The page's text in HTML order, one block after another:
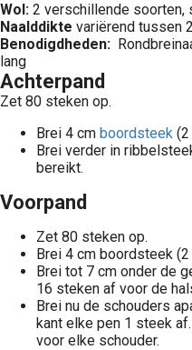
Wol: 2 verschillende soorten,
Naalddikte variërend tussen
Benodigdheden:
lang
Achterpand
Zet 80 steken op.
Brei 4 cm boordsteek (2
Brei verder in
bereikt.
Voorpand
Zet 80 steken op.
Brei 4 cm boordsteek (2
Brei tot 7 cm onder de
16 steken af voor de
Brei nu de schouders
kant elke pen 1 steek
voor elke schouder.